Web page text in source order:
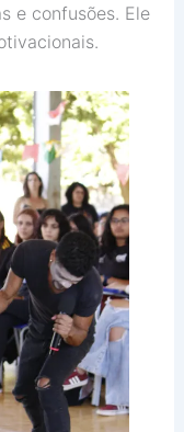
e confusões. Ele